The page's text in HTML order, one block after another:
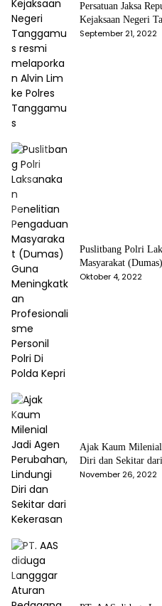
Persatuan Jaksa
Kejaksaan Negeri
Lim ke Polres
September 21, 2022
Puslitbang Polri
Masyarakat
Profesionalisme
Oktober 4, 2022
Ajak Kaum
Diri dan Sekitar
November 26, 2022